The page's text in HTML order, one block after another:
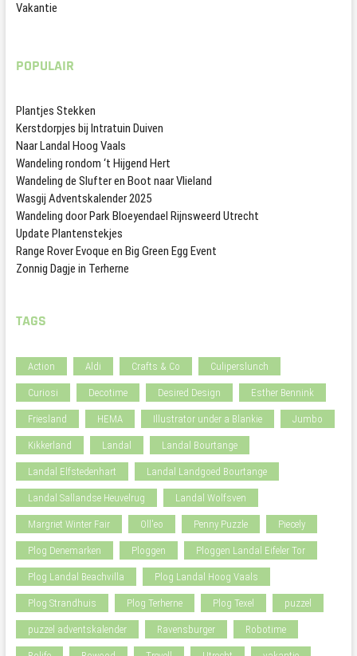
Vakantie
POPULAIR
Plantjes Stekken
Kerstdorpjes bij Intratuin Duiven
Naar Landal Hoog Vaals
Wandeling rondom ‘t Hijgend Hert
Wandeling de Slufter en Boot naar Vlieland
Wasgij Adventskalender 2025
Wandeling door Park Bloeyendael Rijnsweerd Utrecht
Update Plantenstekjes
Range Rover Evoque en Big Green Egg Event
Zonnig Dagje in Terherne
TAGS
Action Aldi Crafts & Co Culiperslunch
Curiosi Decotime Desired Design Esther Bennink
Friesland HEMA Illustrator under a Blankie Jumbo
Kikkerland Landal Landal Bourtange
Landal Elfstedenhart Landal Landgoed Bourtange
Landal Sallandse Heuvelrug Landal Wolfsven
Margriet Winter Fair Oll'eo Penny Puzzle Piecely
Plog Denemarken Ploggen Ploggen Landal Eifeler Tor
Plog Landal Beachvilla Plog Landal Hoog Vaals
Plog Strandhuis Plog Terherne Plog Texel puzzel
puzzel adventskalender Ravensburger Robotime